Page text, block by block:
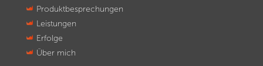
Produktbesprechungen
Leistungen
Erfolge
Über mich